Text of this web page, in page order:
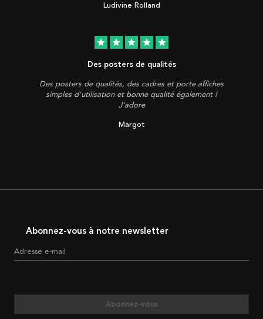
Ludivine Rolland
star star star star star
Des posters de qualités
Des posters de qualités, des cadres et porte affiches
simples d'utilisation et bonne qualité également !
J'adore
Margot
Abonnez-vous à notre newsletter
Adresse e-mail
Abonnez-vous